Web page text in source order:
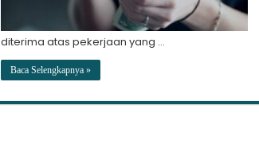
diterima atas pekerjaan yang …
Baca Selengkapnya »